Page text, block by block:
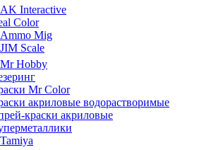
Interactive
Color
Mig
Scale
Hobby
Mr Color
акриловые водорастворимые
краски акриловые